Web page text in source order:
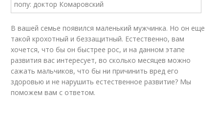
В вашей семье появился маленький мужчинка. Но он еще
такой крохотный и беззащитный. Естественно, вам
хочется, что бы он быстрее рос, и на данном этапе
развития вас интересует, во сколько месяцев можно
сажать мальчиков, что бы ни причинить вред его
здоровью и не нарушить естественное развитие? Мы
поможем вам с ответом.